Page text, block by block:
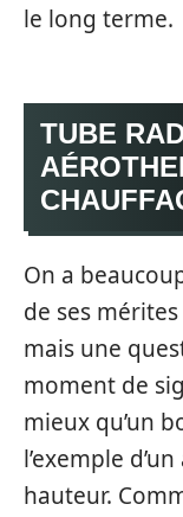
le long terme.
TUBE
On a
de ses
mais une
moment de
mieux qu’un
l’exemple
hauteur.